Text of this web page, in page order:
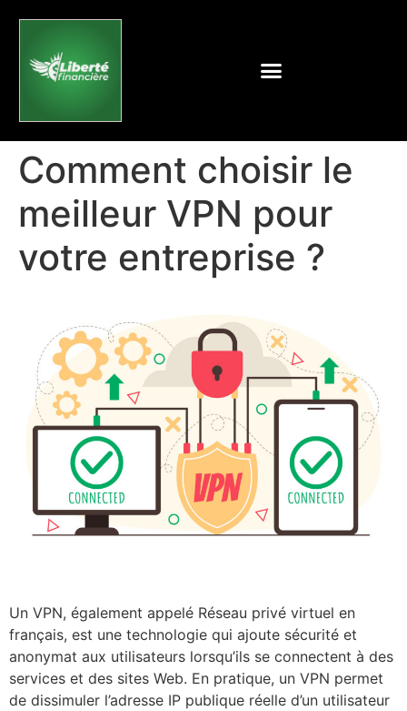
Comment choisir le
meilleur VPN pour
votre entreprise ?
Un VPN, également appelé Réseau privé virtuel en
français, est une technologie qui ajoute sécurité et
anonymat aux utilisateurs lorsqu’ils se connectent à des
services et des sites Web. En pratique, un VPN permet
de dissimuler l’adresse IP publique réelle d’un utilisateur